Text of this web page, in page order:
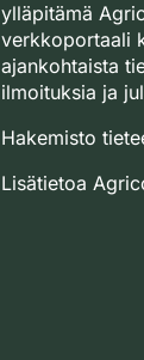
ylläpitämä
verkkoportaali
ajankohtaista
ilmoituksia ja
Hakemisto
Lisätietoa